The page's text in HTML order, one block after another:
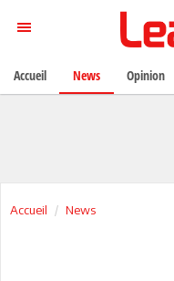
Accueil News
Accueil News Opinion